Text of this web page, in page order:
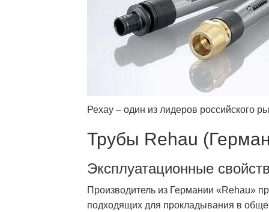
Рехау – один из лидеров российского
Трубы Rehau
Эксплуатационные
Производитель из Германии «Rehau»
подходящих для прокладывания в